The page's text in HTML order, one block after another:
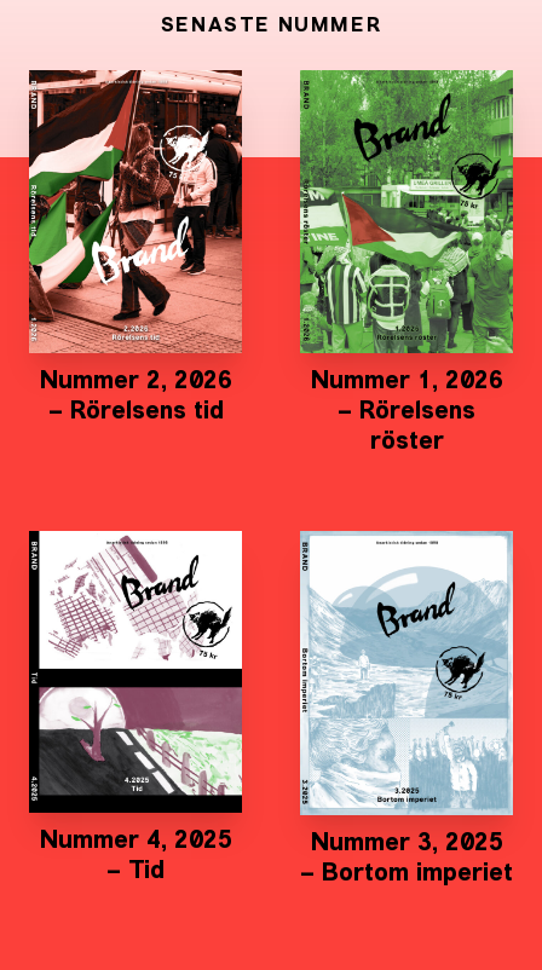
SENASTE NUMMER
Nummer 2, 2026
– Rörelsens tid
Nummer 1, 2026
– Rörelsens
röster
Nummer 4, 2025
– Tid
Nummer 3, 2025
– Bortom imperiet